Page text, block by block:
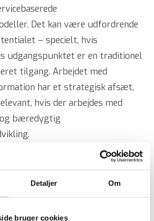
Detaljer Om
bruger cookies
Det kan være udfordrende
– specielt, hvis
udgangspunktet er en traditionel
tilgang. Arbejdet med
har et strategisk afsæt,
hvis der arbejdes med
bæredygtig
og du vil selv få mulighed